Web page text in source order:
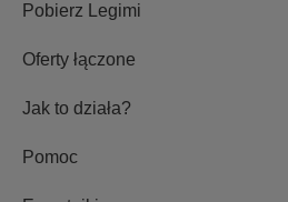
Pobierz Legimi
Oferty łączone
Jak to działa?
Pomoc